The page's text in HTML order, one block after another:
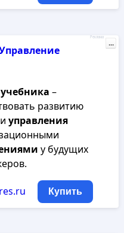
учебника –
развитию
управления
у будущих
Купить
Реклама
...